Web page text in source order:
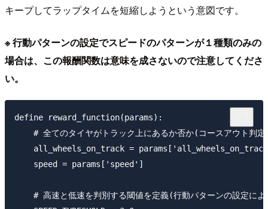
キープしてラップタイムを短縮しようという意図です。
※ 行動パターンの設定でスピードのパターンが１種類のみの
場合は、この報酬関数は意味を成さないので注意してくださ
い。
define reward_function(params):
# 全てのタイヤがトラック上にあるか否か(コースアウト判
all_wheels_on_track =
    speed = params['speed']
# 高速と低速を判別する閾値を定義(行動パターンの設定に